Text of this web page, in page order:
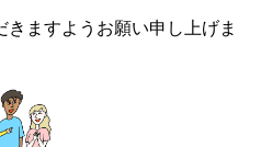
ますようお願い申し上げま